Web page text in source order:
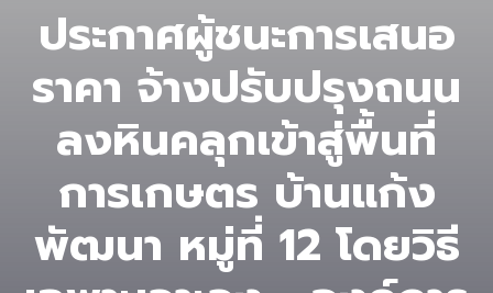
ประกาศผู้ชนะการเสนอ
ราคา จ้างปรับปรุงถนน
ลงหินคลุกเข้าสู่พื้นที่
การเกษตร บ้านแก้ง
พัฒนา หมู่ที่ 12 โดยวิธี